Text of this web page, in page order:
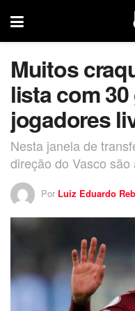
Muitos
lista com
jogadores
Nesta janela de
direção do Vasco
Por Luiz Eduardo